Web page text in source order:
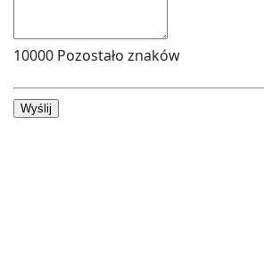
10000 Pozostało znaków
Wyślij